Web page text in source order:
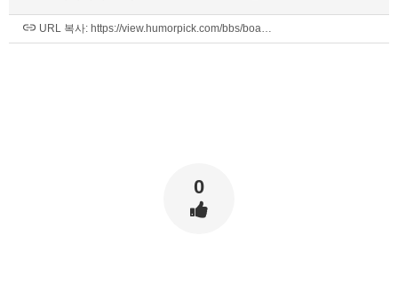
URL 복사: https://view.humorpick.com/bbs/boa…
0